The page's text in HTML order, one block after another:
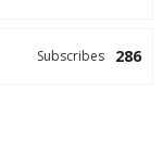
286
Subscribes